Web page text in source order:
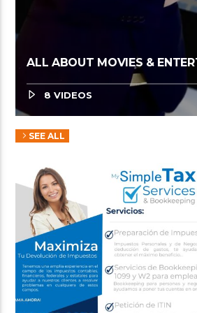
ALL ABOUT MOVIES &
8 VIDEOS
SEE ALL